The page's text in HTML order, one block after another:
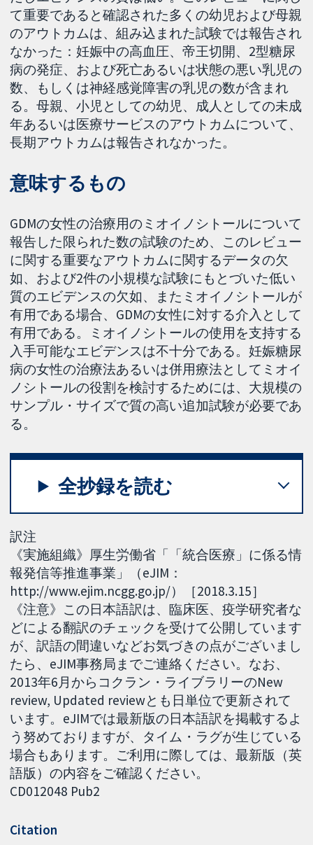
て重要であると確認された多くの幼児および母親
のアウトカムは、組み込まれた試験では報告され
なかった：妊娠中の高血圧、帝王切開、2型糖尿
病の発症、および死亡あるいは状態の悪い乳児の
数、もしくは神経感覚障害の乳児の数が含まれ
る。母親、小児としての幼児、成人としての未成
年あるいは医療サービスのアウトカムについて、
長期アウトカムは報告されなかった。
意味するもの
GDMの女性の治療用のミオイノシトールについて
報告した限られた数の試験のため、このレビュー
に関する重要なアウトカムに関するデータの欠
如、および2件の小規模な試験にもとづいた低い
質のエビデンスの欠如、またミオイノシトールが
有用である場合、GDMの女性に対する介入として
有用である。ミオイノシトールの使用を支持する
入手可能なエビデンスは不十分である。妊娠糖尿
病の女性の治療法あるいは併用療法としてミオイ
ノシトールの役割を検討するためには、大規模の
サンプル・サイズで質の高い追加試験が必要であ
る。
全抄録を読む
訳注
《実施組織》厚生労働省「「統合医療」に係る情
報発信等推進事業」（eJIM：
http://www.ejim.ncgg.go.jp/）［2018.3.15］
《注意》この日本語訳は、臨床医、疫学研究者な
どによる翻訳のチェックを受けて公開しています
が、訳語の間違いなどお気づきの点がございまし
たら、eJIM事務局までご連絡ください。なお、
2013年6月からコクラン・ライブラリーのNew
review, Updated reviewとも日単位で更新されて
います。eJIMでは最新版の日本語訳を掲載するよ
う努めておりますが、タイム・ラグが生じている
場合もあります。ご利用に際しては、最新版（英
語版）の内容をご確認ください。
CD012048 Pub2
Citation